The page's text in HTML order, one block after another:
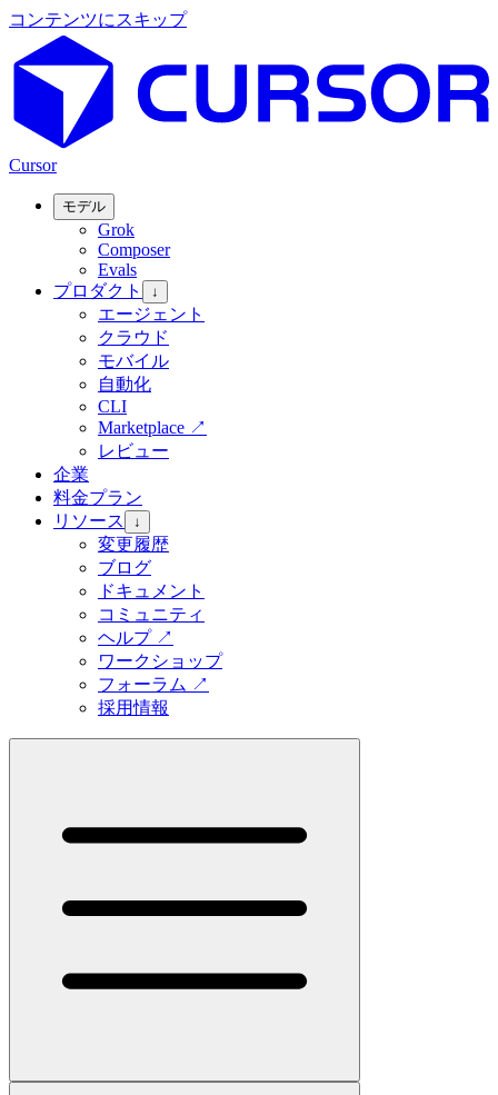
コンテンツにスキップ
Cursor
モデル
Grok
Composer
Evals
プロダクト
↓
エージェント
クラウド
モバイル
自動化
CLI
Marketplace ↗
レビュー
企業
料金プラン
リソース
↓
変更履歴
ブログ
ドキュメント
コミュニティ
ヘルプ↗
ワークショップ
フォーラム ↗
採用情報